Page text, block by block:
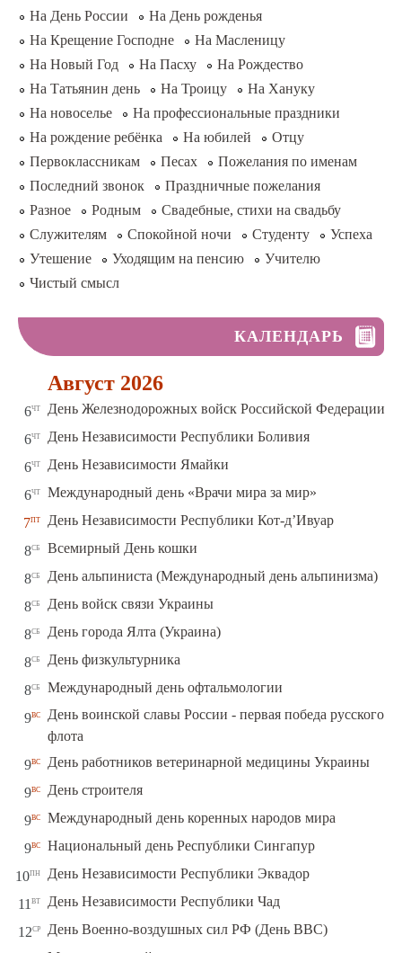
На День России
На День рожденья
На Крещение Господне
На Масленицу
На Новый Год
На Пасху
На Рождество
На Татьянин день
На Троицу
На Хануку
На новоселье
На профессиональные праздники
На рождение ребёнка
На юбилей
Отцу
Первоклассникам
Песах
Пожелания по именам
Последний звонок
Праздничные пожелания
Разное
Родным
Свадебные, стихи на свадьбу
Служителям
Спокойной ночи Студенту
Успеха
Утешение
Уходящим на пенсию
Учителю
Чистый смысл
КАЛЕНДАРЬ
Август 2026
6чт День Железнодорожных войск Российской Федерации
6чт День Независимости Республики Боливия
6чт День Независимости Ямайки
6чт Международный день «Врачи мира за мир»
7пт День Независимости Республики Кот-д’Ивуар
8сб Всемирный День кошки
8сб День альпиниста (Международный день альпинизма)
8сб День войск связи Украины
8сб День города Ялта (Украина)
8сб День физкультурника
8сб Международный день офтальмологии
9вс
День воинской славы России - первая победа русского
флота
9вс День работников ветеринарной медицины Украины
9вс День строителя
9вс Международный день коренных народов мира
9вс Национальный день Республики Сингапур
10пн День Независимости Республики Эквадор
11 вт День Независимости Республики Чад
12ср День Военно-воздушных сил РФ (День ВВС)